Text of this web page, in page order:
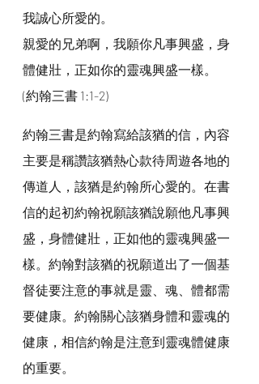
我誠心所愛的。
親愛的兄弟啊，我願你凡事興盛，身
體健壯，正如你的靈魂興盛一樣。
(約翰三書 1:1-2)
約翰三書是約翰寫給該猶的信，內容
主要是稱讚該猶熱心款待周遊各地的
傳道人，該猶是約翰所心愛的。在書
信的起初約翰祝願該猶說願他凡事興
盛，身體健壯，正如他的靈魂興盛一
樣。約翰對該猶的祝願道出了一個基
督徒要注意的事就是靈、魂、體都需
要健康。約翰關心該猶身體和靈魂的
健康，相信約翰是注意到靈魂體健康
的重要。